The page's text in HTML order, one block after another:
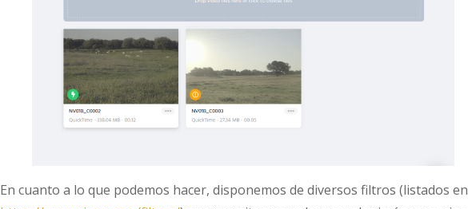
En cuanto a lo que podemos hacer, disponemos de diversos filtros (listados en